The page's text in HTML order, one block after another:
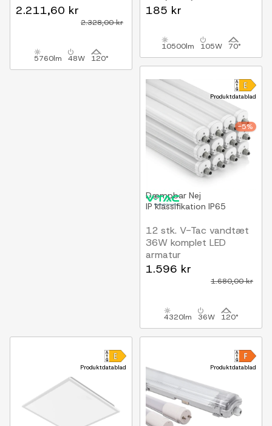
150 cm, 120lm/W, IP65,
gennemfortrådet 230V
2.211,60 kr
2.328,00 kr
5760lm 48W 120°
spredning
185 kr
10500lm 105W 70°
Produktdatablad
-5%
Dæmpbar Nej
IP klassifikation IP65
12 stk. V-Tac vandtæt
36W komplet LED
armatur
120 cm, 120lm/W,
gennemfortrådet, IP65,
1.596 kr
1.680,00 kr
4320lm 36W 120°
Produktdatablad Produktdatablad